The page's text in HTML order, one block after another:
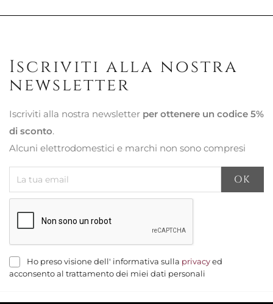
Iscriviti alla nostra
newsletter
Iscriviti alla nostra newsletter per ottenere un codice 5%
di sconto.
Alcuni elettrodomestici e marchi non sono compresi
Ho preso visione dell' informativa sulla privacy ed
acconsento al trattamento dei miei dati personali